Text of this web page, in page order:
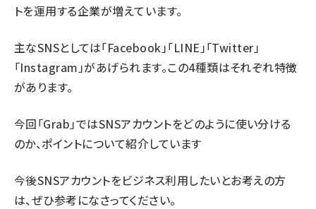
トを運用する企業が増えています。
主なSNSとしては「Facebook」「LINE」「Twitter」
「Instagram」があげられます。この4種類はそれぞれ特徴
があります。
今回「Grab」ではSNSアカウントをどのように使い分ける
のか、ポイントについて紹介しています
今後SNSアカウントをビジネス利用したいとお考えの方
は、ぜひ参考になさってください。